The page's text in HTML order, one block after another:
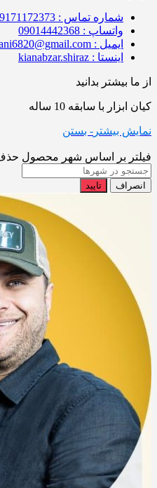
شماره تماس : 09171172373
واتساپ : 09014442368
ایمیل : javad.kiani6820@gmail.com
اینستا : kianabzar.shiraz
از ما بیشتر بدانید
کیان ابزار با سابقه 10 ساله
نمایش بیشتر - بستن
فیلتر بر اساس شهر محصول
انصراف تایید